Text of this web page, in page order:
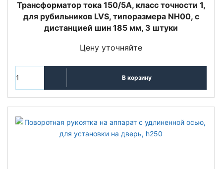
Трансформатор тока 150/5А, класс точности 1,
для рубильников LVS, типоразмера NH00, с
дистанцией шин 185 мм, 3 штуки
Цену уточняйте
В корзину